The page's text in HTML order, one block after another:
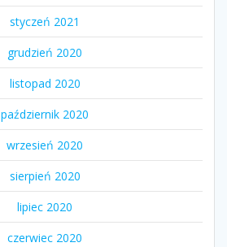
styczeń 2021
grudzień 2020
listopad 2020
październik 2020
wrzesień 2020
sierpień 2020
lipiec 2020
czerwiec 2020